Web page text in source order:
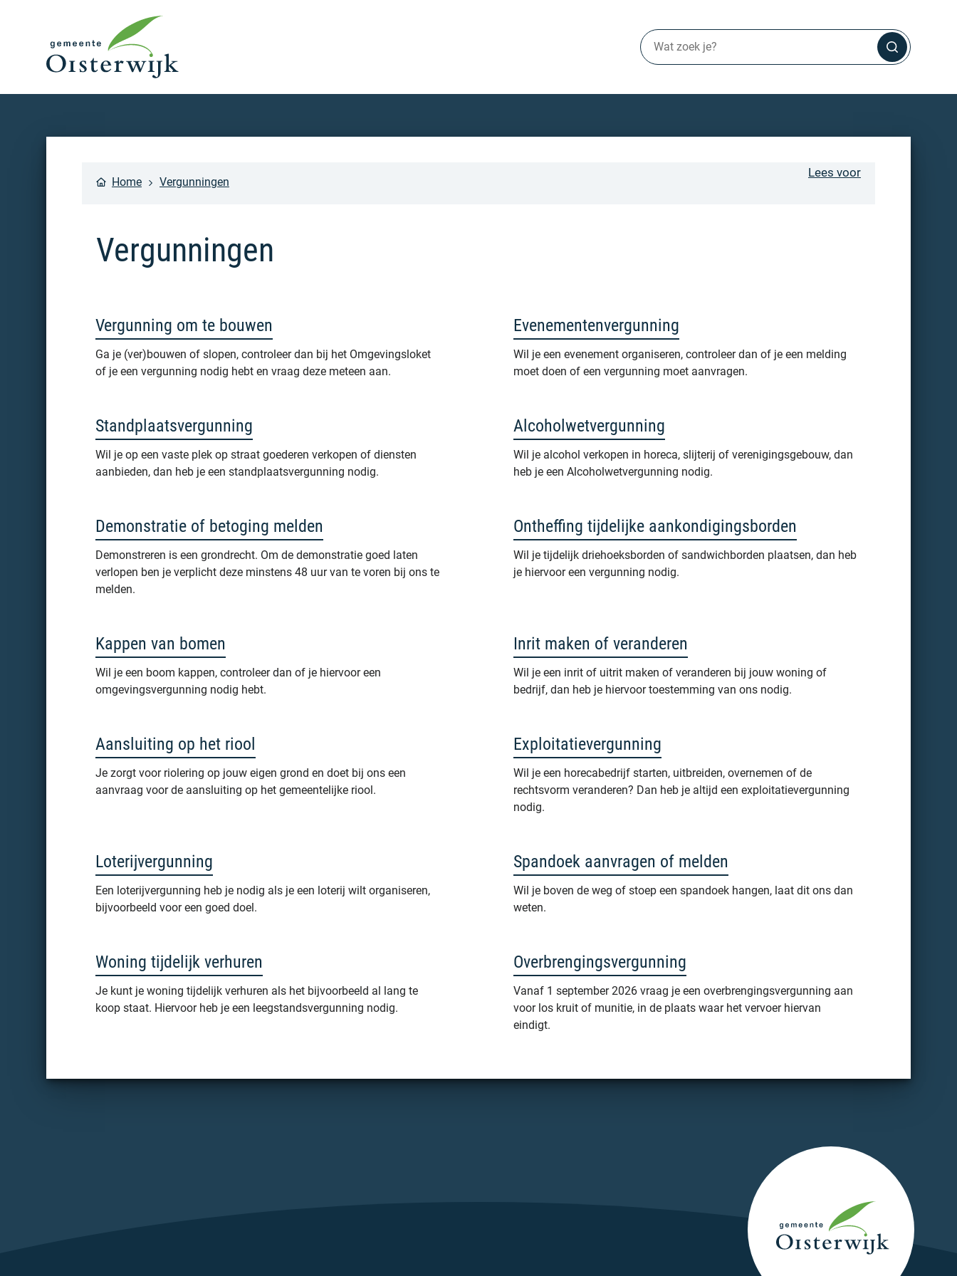
Home Vergunningen
Lees voor
Vergunningen
Vergunning om te bouwen
Ga je (ver)bouwen of slopen, controleer dan bij het Omgevingsloket
of je een vergunning nodig hebt en vraag deze meteen aan.
Evenementenvergunning
Wil je een evenement organiseren, controleer dan of je een melding
moet doen of een vergunning moet aanvragen.
Standplaatsvergunning
Wil je op een vaste plek op straat goederen verkopen of diensten
aanbieden, dan heb je een standplaatsvergunning nodig.
Alcoholwetvergunning
Wil je alcohol verkopen in horeca, slijterij of verenigingsgebouw, dan
heb je een Alcoholwetvergunning nodig.
Demonstratie of betoging melden
Demonstreren is een grondrecht. Om de demonstratie goed laten
verlopen ben je verplicht deze minstens 48 uur van te voren bij ons te
melden.
Ontheffing tijdelijke aankondigingsborden
Wil je tijdelijk driehoeksborden of sandwichborden plaatsen, dan heb
je hiervoor een vergunning nodig.
Kappen van bomen
Wil je een boom kappen, controleer dan of je hiervoor een
omgevingsvergunning nodig hebt.
Inrit maken of veranderen
Wil je een inrit of uitrit maken of veranderen bij jouw woning of
bedrijf, dan heb je hiervoor toestemming van ons nodig.
Aansluiting op het riool
Je zorgt voor riolering op jouw eigen grond en doet bij ons een
aanvraag voor de aansluiting op het gemeentelijke riool.
Exploitatievergunning
Wil je een horecabedrijf starten, uitbreiden, overnemen of de
rechtsvorm veranderen? Dan heb je altijd een exploitatievergunning
nodig.
Loterijvergunning
Een loterijvergunning heb je nodig als je een loterij wilt organiseren,
bijvoorbeeld voor een goed doel.
Spandoek aanvragen of melden
Wil je boven de weg of stoep een spandoek hangen, laat dit ons dan
weten.
Woning tijdelijk verhuren
Je kunt je woning tijdelijk verhuren als het bijvoorbeeld al lang te
koop staat. Hiervoor heb je een leegstandsvergunning nodig.
Overbrengingsvergunning
Vanaf 1 september 2026 vraag je een overbrengingsvergunning aan
voor los kruit of munitie, in de plaats waar het vervoer hiervan
eindigt.